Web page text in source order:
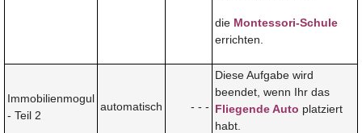
die Montessori-Schule
errichten.
Immobilienmogul
- Teil 2
automatisch - - -
Diese Aufgabe wird
beendet, wenn Ihr das
Fliegende Auto platziert
habt.